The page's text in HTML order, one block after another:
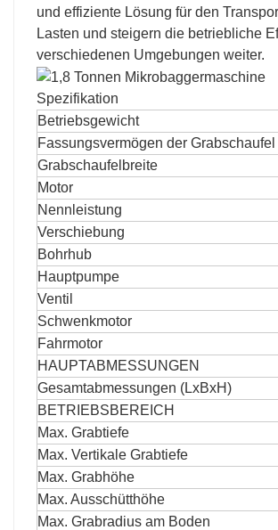
und effiziente Lösung für den
Lasten und steigern die betriebliche
verschiedenen Umgebungen weiter.
Spezifikation
Betriebsgewicht
Fassungsvermögen der Grabschaufel
Grabschaufelbreite
Motor
Nennleistung
Verschiebung
Bohrhub
Hauptpumpe
Ventil
Schwenkmotor
Fahrmotor
HAUPTABMESSUNGEN
Gesamtabmessungen (LxBxH)
BETRIEBSBEREICH
Max. Grabtiefe
Max. Vertikale Grabtiefe
Max. Grabhöhe
Max. Ausschütthöhe
Max. Grabradius am Boden